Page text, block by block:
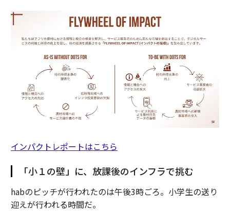
インパクトレポートはこちら
「小１の壁」に、放課後のインフラで挑む
habのピッチが行われたのは午後3時ごろ。小学生の送り
迎えが行われる時間だ。